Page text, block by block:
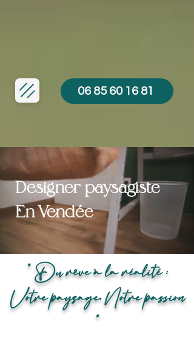
06 85 60 16 81
Designer paysagiste
En Vendée
" Du rêve à la réalité :
Votre paysage, Notre passion
"